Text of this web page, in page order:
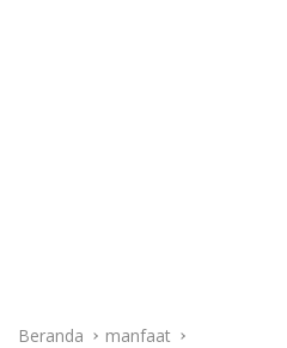
Beranda manfaat